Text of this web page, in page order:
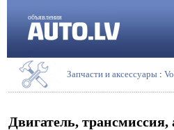
объявления
Запчасти и аксессуары :
Двигатель, трансмиссия,